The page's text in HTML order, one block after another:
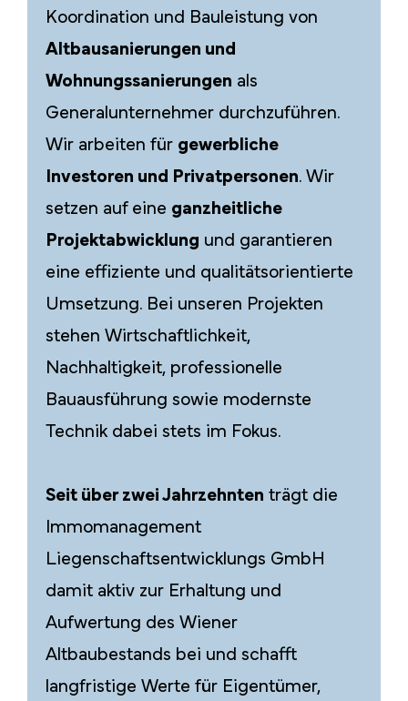
Koordination und Bauleistung von
Altbausanierungen und
Wohnungssanierungen als
Generalunternehmer durchzuführen.
Wir arbeiten für gewerbliche
Investoren und Privatpersonen. Wir
setzen auf eine ganzheitliche
Projektabwicklung und garantieren
eine effiziente und qualitätsorientierte
Umsetzung. Bei unseren Projekten
stehen Wirtschaftlichkeit,
Nachhaltigkeit, professionelle
Bauausführung sowie modernste
Technik dabei stets im Fokus.
Seit über zwei Jahrzehnten trägt die
Immomanagement
Liegenschaftsentwicklungs GmbH
damit aktiv zur Erhaltung und
Aufwertung des Wiener
Altbaubestands bei und schafft
langfristige Werte für Eigentümer,